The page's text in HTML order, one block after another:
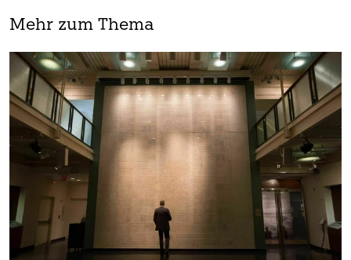
Mehr zum Thema